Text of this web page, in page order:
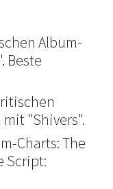
Album-
Beste
mit "Shivers".
Charts: The
Script: